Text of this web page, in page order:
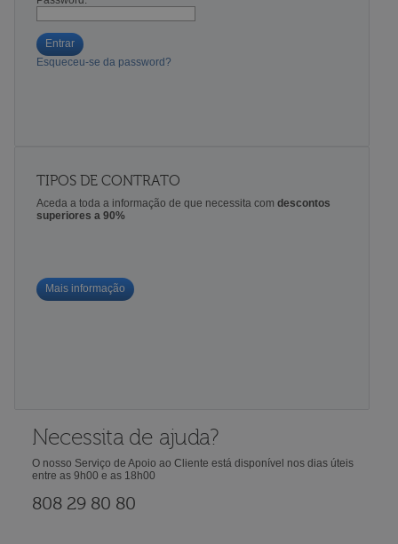
Entrar
Esqueceu-se da password?
TIPOS DE CONTRATO
Aceda a toda a informação de que necessita com descontos
superiores a 90%
Mais informação
Necessita de ajuda?
O nosso Serviço de Apoio ao Cliente está disponível nos dias úteis
entre as 9h00 e as 18h00
808 29 80 80